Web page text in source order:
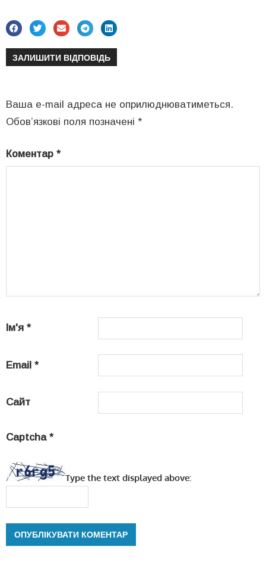
ЗАЛИШИТИ ВІДПОВІДЬ
Ваша e-mail адреса не оприлюднюватиметься.
Обов’язкові поля позначені *
Коментар *
Ім'я *
Email *
Сайт
Captcha *
Type the text displayed above: